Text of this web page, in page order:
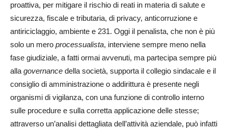
proattiva, per mitigare il rischio di reati in materia di salute e
sicurezza, fiscale e tributaria, di privacy, anticorruzione e
antiriciclaggio, ambiente e 231. Oggi il penalista, che non è più
solo un mero processualista, interviene sempre meno nella
fase giudiziale, a fatti ormai avvenuti, ma partecipa sempre più
alla governance della società, supporta il collegio sindacale e il
consiglio di amministrazione o addirittura è presente negli
organismi di vigilanza, con una funzione di controllo interno
sulle procedure e sulla corretta applicazione delle stesse;
attraverso un’analisi dettagliata dell’attività aziendale, può infatti